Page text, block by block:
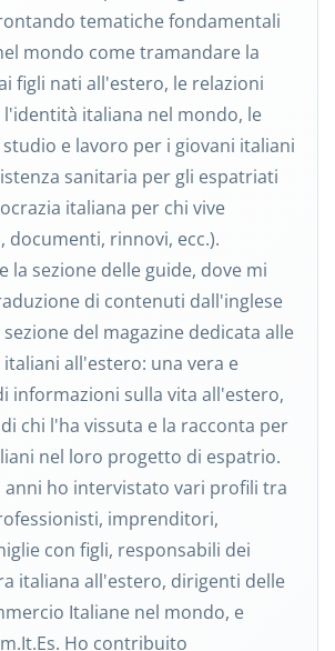
tematiche fondamentali
mondo come tramandare la
figli nati all'estero, le relazioni
italiana nel mondo, le
e lavoro per i giovani italiani
sanitaria per gli espatriati
italiana per chi vive
documenti, rinnovi, ecc.).
la sezione delle guide, dove mi
di contenuti dall'inglese
del magazine dedicata alle
all'estero: una vera e
informazioni sulla vita all'estero,
chi l'ha vissuta e la racconta per
nel loro progetto di espatrio.
anni ho intervistato vari profili tra
imprenditori,
con figli, responsabili dei
italiana all'estero, dirigenti delle
Italiane nel mondo, e
Ho contribuito